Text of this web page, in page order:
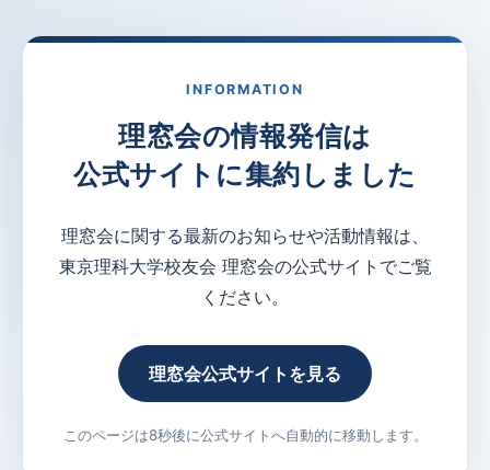
INFORMATION
理窓会の情報発信は
公式サイトに集約しました
理窓会に関する最新のお知らせや活動情報は、
東京理科大学校友会 理窓会の公式サイトでご覧
ください。
理窓会公式サイトを見る
このページは8秒後に公式サイトへ自動的に移動します。